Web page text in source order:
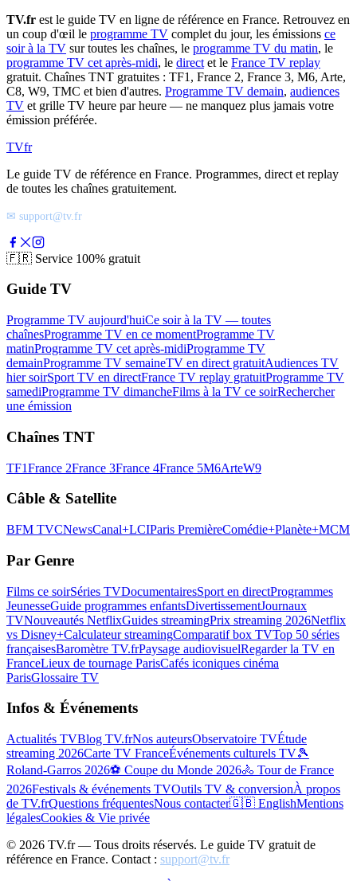
TV.fr est le guide TV en ligne de référence en France. Retrouvez en
un coup d'œil le programme TV complet du jour, les émissions ce
soir à la TV sur toutes les chaînes, le programme TV du matin, le
programme TV cet après-midi, le direct et le France TV replay
gratuit. Chaînes TNT gratuites : TF1, France 2, France 3, M6, Arte,
C8, W9, TMC et bien d'autres. Programme TV demain, audiences
TV et grille TV heure par heure — ne manquez plus jamais votre
émission préférée.
TVfr
Le guide TV de référence en France. Programmes, direct et replay
de toutes les chaînes gratuitement.
✉ support@tv.fr
🇫🇷 Service 100% gratuit
Guide TV
Programme TV aujourd'huiCe soir à la TV — toutes
chaînesProgramme TV en ce momentProgramme TV
matinProgramme TV cet après-midiProgramme TV
demainProgramme TV semaineTV en direct gratuitAudiences TV
hier soirSport TV en directFrance TV replay gratuitProgramme TV
samediProgramme TV dimancheFilms à la TV ce soirRechercher
une émission
Chaînes TNT
TF1France 2France 3France 4France 5M6ArteW9
Câble & Satellite
BFM TVCNewsCanal+LCIParis PremièreComédie+Planète+MCM
Par Genre
Films ce soirSéries TVDocumentairesSport en directProgrammes
JeunesseGuide programmes enfantsDivertissementJournaux
TVNouveautés NetflixGuides streamingPrix streaming 2026Netflix
vs Disney+Calculateur streamingComparatif box TVTop 50 séries
françaisesBaromètre TV.frPaysage audiovisuelRegarder la TV en
FranceLieux de tournage ParisCafés iconiques cinéma
ParisGlossaire TV
Infos & Événements
Actualités TVBlog TV.frNos auteursObservatoire TVÉtude
streaming 2026Carte TV FranceÉvénements culturels TV🎾
Roland-Garros 2026⚽ Coupe du Monde 2026🚴 Tour de France
2026Festivals & événements TVOutils TV & conversionÀ propos
de TV.frQuestions fréquentesNous contacter🇬🇧 EnglishMentions
légalesCookies & Vie privée
© 2026 TV.fr — Tous droits réservés. Le guide TV gratuit de
référence en France. Contact : support@tv.fr